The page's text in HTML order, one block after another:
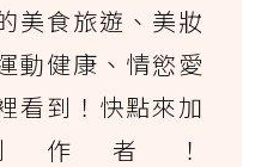
美食旅遊、美妝
動健康、情慾愛
看到！快點來加
作者！